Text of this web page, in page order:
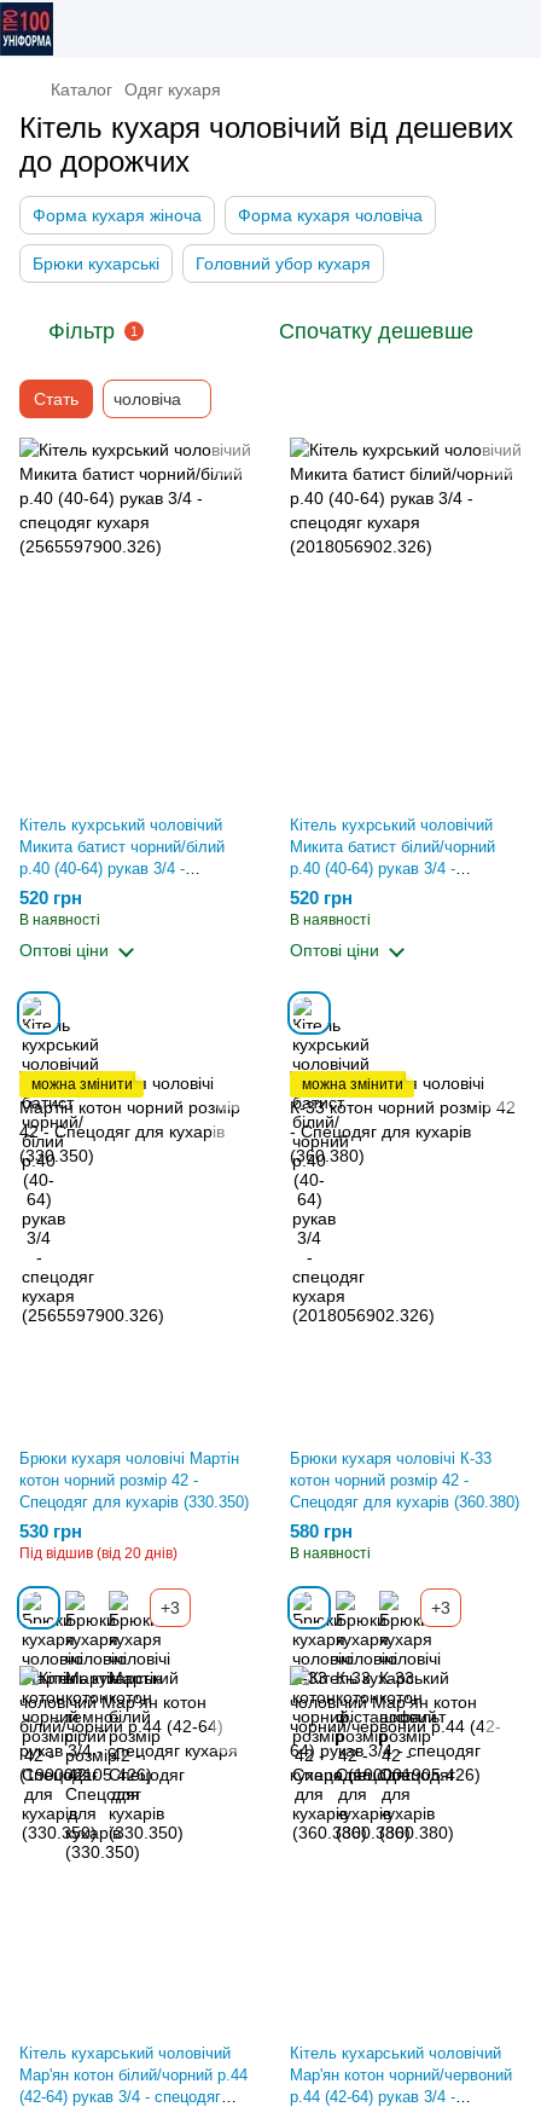
Каталог Одяг кухаря
Кітель кухаря чоловічий від дешевих
до дорожчих
Форма кухаря жіноча Форма кухаря чоловіча
Брюки кухарські Головний убор кухаря
Фільтр 1 Спочатку дешевше
Стать чоловіча
Кітель кухрський чоловічий
Микита батист чорний/білий
р.40 (40-64) рукав 3/4 -
спецодяг кухаря
(2565597900.326)
520 грн
В наявності
Оптові ціни
Кітель кухрський чоловічий
Микита батист білий/чорний
р.40 (40-64) рукав 3/4 -
спецодяг кухаря
(2018056902.326)
520 грн
В наявності
Оптові ціни
можна змінити
Брюки кухаря чоловічі Мартін
котон чорний розмір 42 -
Спецодяг для кухарів (330.350)
530 грн
Під відшив (від 20 днів)
+3
можна змінити
Брюки кухаря чоловічі К-33
котон чорний розмір 42 -
Спецодяг для кухарів (360.380)
580 грн
В наявності
+3
Кітель кухарський чоловічий
Мар'ян котон білий/чорний р.44
(42-64) рукав 3/4 - спецодяг
Кітель кухарський чоловічий
Мар'ян котон чорний/червоний
р.44 (42-64) рукав 3/4 -